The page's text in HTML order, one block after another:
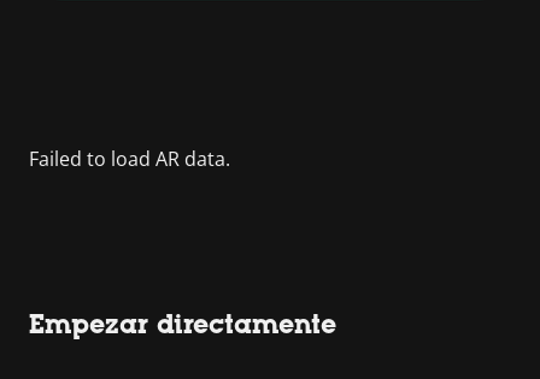
Empezar directamente